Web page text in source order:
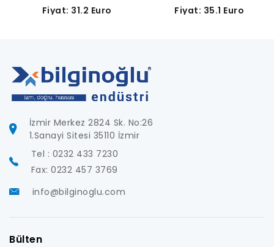
Fiyat: 31.2 Euro
Fiyat: 35.1 Euro
İzmir Merkez 2824 Sk. No:26
1.Sanayi Sitesi 35110 İzmir
Tel : 0232 433 7230
Fax: 0232 457 3769
info@bilginoglu.com
Bülten